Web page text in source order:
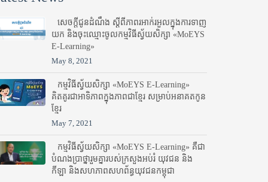
សេចក្តីជូនដំណឹង ស្តី​ពីភាព​រអាក់រអួល​ក្នុងការ​ទាញ​
យក និង​ចុះ​ឈ្មោះ​ចូល​កម្មវិធី​ស្វ័យសិក្សា «MoEYS
E-Learning»
May 8, 2021
កម្មវិធីស្វ័យសិក្សា «MoEYS E-Learning»
គិតគូរជាអាទិភាពក្នុងភាពជាខ្មែរ សម្រាប់អនាគតកូន
ខ្មែរ
May 7, 2021
កម្មវិធីស្វ័យសិក្សា «MoEYS E-Learning» គឺជា
បំណងប្រាថ្នារួមគ្នារបស់ក្រសួងអប់រំ​ យុវជន និង
កីឡា និងសហភាពសហព័ន្ធយុវជនកម្ពុជា